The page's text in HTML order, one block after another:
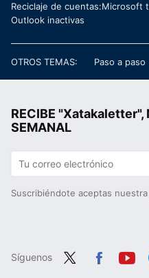
Reciclaje de cuentas:Microsoft
Outlook inactivas
OTROS TEMAS: Paso a paso
RECIBE "Xatakaletter",
SEMANAL
Suscribiéndote aceptas nuestra
Síguenos